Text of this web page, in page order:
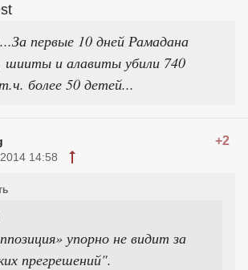
...За первые 10 дней Рамадана
шииты и алавиты убили 740
более 50 детей...
+2
14:58
упорно не видит за
прегрешений".